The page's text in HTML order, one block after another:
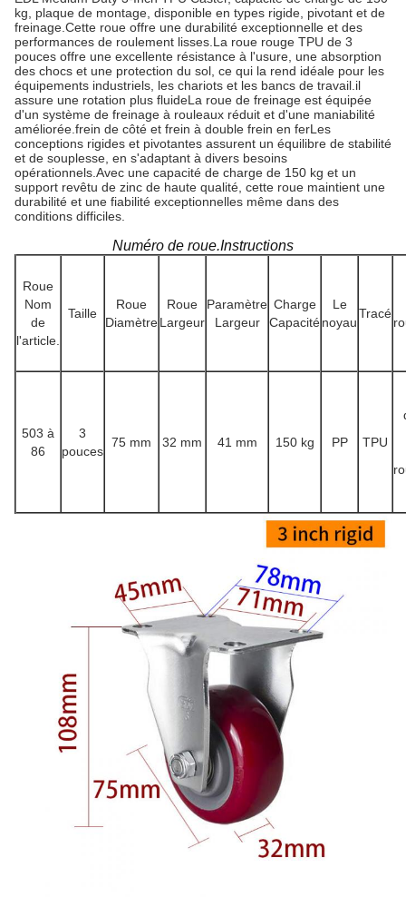
kg, plaque de montage, disponible en types rigide, pivotant et de
freinage.Cette roue offre une durabilité exceptionnelle et des
performances de roulement lisses.La roue rouge TPU de 3
pouces offre une excellente résistance à l'usure, une absorption
des chocs et une protection du sol, ce qui la rend idéale pour les
équipements industriels, les chariots et les bancs de travail.il
assure une rotation plus fluideLa roue de freinage est équipée
d'un système de freinage à rouleaux réduit et d'une maniabilité
améliorée.frein de côté et frein à double frein en ferLes
conceptions rigides et pivotantes assurent un équilibre de stabilité
et de souplesse, en s'adaptant à divers besoins
opérationnels.Avec une capacité de charge de 150 kg et un
support revêtu de zinc de haute qualité, cette roue maintient une
durabilité et une fiabilité exceptionnelles même dans des
conditions difficiles.
Numéro de roue.Instructions
Roue
Nom
de
l'article.
Taille
Roue
Diamètre
Roue
Largeur
Paramètre
Largeur
Charge
Capacité
Le
noyau
Tracé
503 à
86
3
pouces
75 mm 32 mm 41 mm 150 kg PP TPU